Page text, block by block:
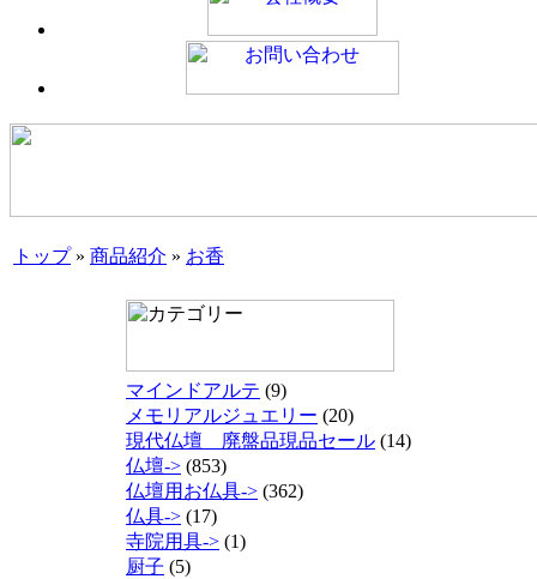
トップ» 商品紹介 » お香
マインドアルテ (9)
メモリアルジュエリー (20)
現代仏壇 廃盤品現品セール (14)
仏壇-> (853)
仏壇用お仏具-> (362)
仏具-> (17)
寺院用具-> (1)
厨子 (5)